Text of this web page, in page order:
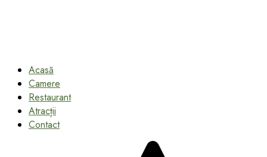
Acasă
Camere
Restaurant
Atracții
Contact